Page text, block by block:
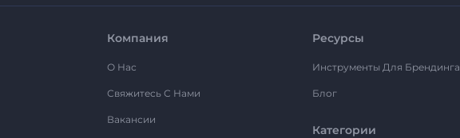
Компания
О Нас
Свяжитесь С Нами
Вакансии
Ресурсы
Инструменты Для Брендинга
Блог
Категории